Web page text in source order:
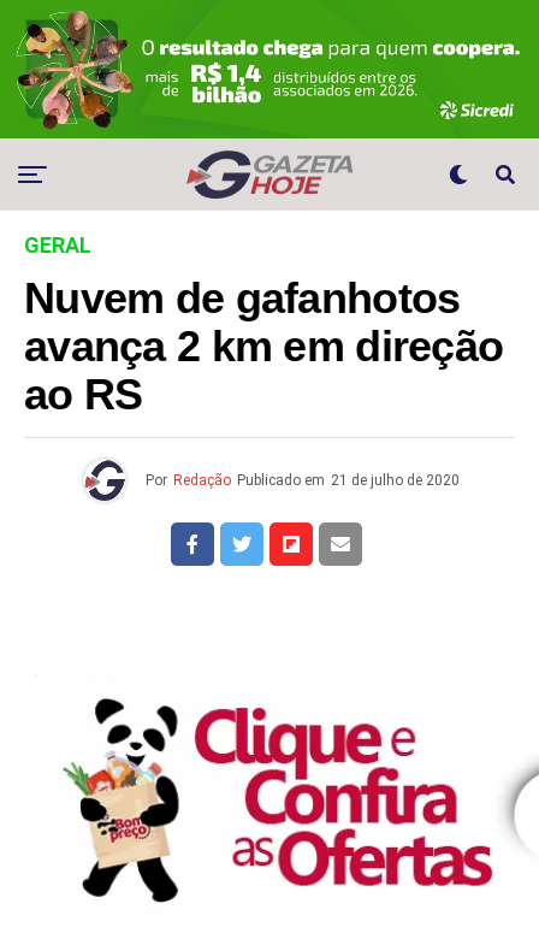
GERAL
Nuvem de gafanhotos
avança 2 km em direção
ao RS
Por Redação Publicado em 21 de julho de 2020